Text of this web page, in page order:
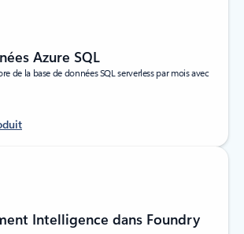
Azure SQL
de la base de données SQL serverless par mois avec
Intelligence dans Foundry